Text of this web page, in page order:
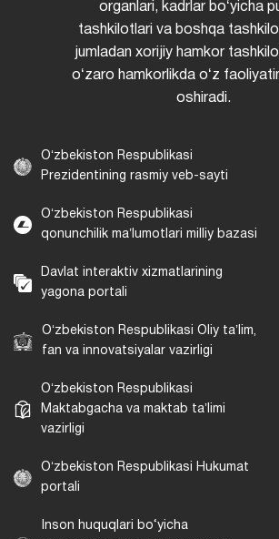
organlari, kadrlar boʻyicha
tashkilotlari va boshqa
jumladan xorijiy hamkor
oʻzaro hamkorlikda oʻz
oshiradi.
Oʻzbekiston Respublikasi
Prezidentining rasmiy veb-sayti
Oʻzbekiston Respublikasi
qonunchilik maʼlumotlari milliy bazasi
Davlat interaktiv xizmatlarining
yagona portali
Oʻzbekiston Respublikasi Oliy taʼlim,
fan va innovatsiyalar vazirligi
Oʻzbekiston Respublikasi
Maktabgacha va maktab taʼlimi
vazirligi
Oʻzbekiston Respublikasi Hukumat
portali
Inson huquqlari bo‘yicha